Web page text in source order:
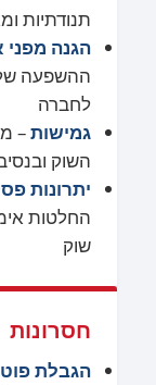
תנודתיות
הגנה מפני
ההשפעה של
לחברה
גמישות–
השוק
יתרונות
החלטות
שוק
חסרונות
הגבלת